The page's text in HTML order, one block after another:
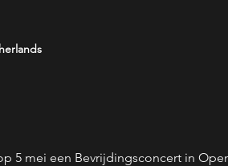
5 mei een Bevrijdingsconcert in